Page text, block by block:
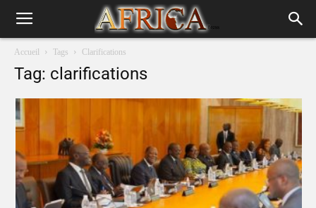
Accueil Tags Clarifications
Tag: clarifications